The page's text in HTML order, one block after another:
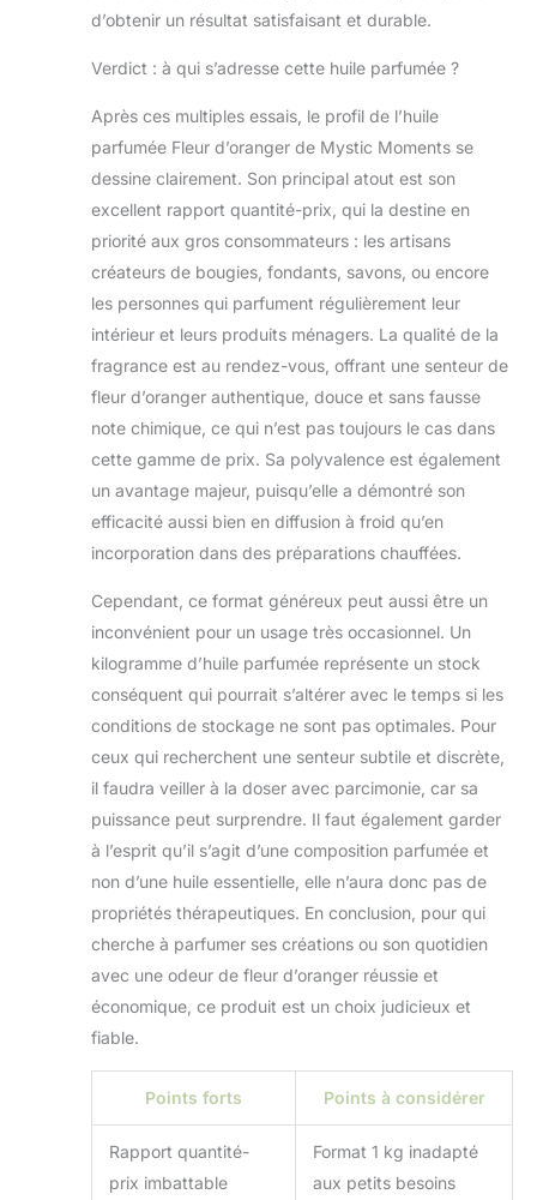
d’obtenir un résultat satisfaisant et durable.
Verdict : à qui s’adresse cette huile parfumée ?
Après ces multiples essais, le profil de l’huile
parfumée Fleur d’oranger de Mystic Moments se
dessine clairement. Son principal atout est son
excellent rapport quantité-prix, qui la destine en
priorité aux gros consommateurs : les artisans
créateurs de bougies, fondants, savons, ou encore
les personnes qui parfument régulièrement leur
intérieur et leurs produits ménagers. La qualité de la
fragrance est au rendez-vous, offrant une senteur de
fleur d’oranger authentique, douce et sans fausse
note chimique, ce qui n’est pas toujours le cas dans
cette gamme de prix. Sa polyvalence est également
un avantage majeur, puisqu’elle a démontré son
efficacité aussi bien en diffusion à froid qu’en
incorporation dans des préparations chauffées.
Cependant, ce format généreux peut aussi être un
inconvénient pour un usage très occasionnel. Un
kilogramme d’huile parfumée représente un stock
conséquent qui pourrait s’altérer avec le temps si les
conditions de stockage ne sont pas optimales. Pour
ceux qui recherchent une senteur subtile et discrète,
il faudra veiller à la doser avec parcimonie, car sa
puissance peut surprendre. Il faut également garder
à l’esprit qu’il s’agit d’une composition parfumée et
non d’une huile essentielle, elle n’aura donc pas de
propriétés thérapeutiques. En conclusion, pour qui
cherche à parfumer ses créations ou son quotidien
avec une odeur de fleur d’oranger réussie et
économique, ce produit est un choix judicieux et
fiable.
Points forts Points à considérer
Rapport quantité-
prix imbattable
Format 1 kg inadapté
aux petits besoins